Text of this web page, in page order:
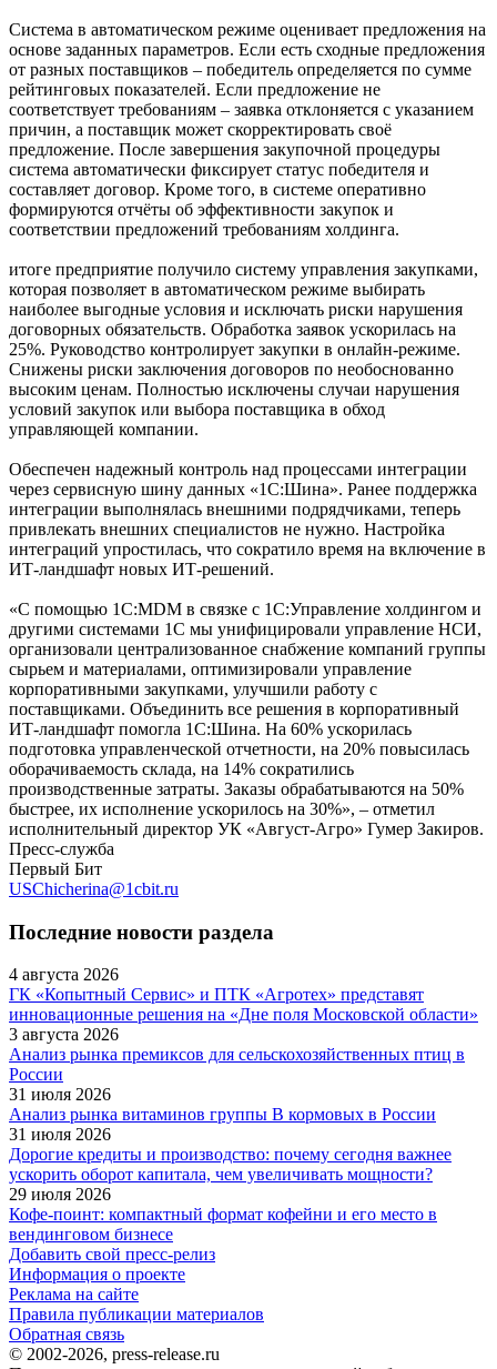
Система в автоматическом режиме оценивает предложения на
основе заданных параметров. Если есть сходные предложения
от разных поставщиков – победитель определяется по сумме
рейтинговых показателей. Если предложение не
соответствует требованиям – заявка отклоняется с указанием
причин, а поставщик может скорректировать своё
предложение. После завершения закупочной процедуры
система автоматически фиксирует статус победителя и
составляет договор. Кроме того, в системе оперативно
формируются отчёты об эффективности закупок и
соответствии предложений требованиям холдинга.
итоге предприятие получило систему управления закупками,
которая позволяет в автоматическом режиме выбирать
наиболее выгодные условия и исключать риски нарушения
договорных обязательств. Обработка заявок ускорилась на
25%. Руководство контролирует закупки в онлайн-режиме.
Снижены риски заключения договоров по необоснованно
высоким ценам. Полностью исключены случаи нарушения
условий закупок или выбора поставщика в обход
управляющей компании.
Обеспечен надежный контроль над процессами интеграции
через сервисную шину данных «1С:Шина». Ранее поддержка
интеграции выполнялась внешними подрядчиками, теперь
привлекать внешних специалистов не нужно. Настройка
интеграций упростилась, что сократило время на включение в
ИТ-ландшафт новых ИТ-решений.
«С помощью 1С:MDM в связке с 1С:Управление холдингом и
другими системами 1С мы унифицировали управление НСИ,
организовали централизованное снабжение компаний группы
сырьем и материалами, оптимизировали управление
корпоративными закупками, улучшили работу с
поставщиками. Объединить все решения в корпоративный
ИТ-ландшафт помогла 1С:Шина. На 60% ускорилась
подготовка управленческой отчетности, на 20% повысилась
оборачиваемость склада, на 14% сократились
производственные затраты. Заказы обрабатываются на 50%
быстрее, их исполнение ускорилось на 30%», – отметил
исполнительный директор УК «Август-Агро» Гумер Закиров.
Пресс-служба
Первый Бит
USChicherina@1cbit.ru
Последние новости раздела
4 августа 2026
ГК «Копытный Сервис» и ПТК «Агротех» представят
инновационные решения на «Дне поля Московской области»
3 августа 2026
Анализ рынка премиксов для сельскохозяйственных птиц в
России
31 июля 2026
Анализ рынка витаминов группы В кормовых в России
31 июля 2026
Дорогие кредиты и производство: почему сегодня важнее
ускорить оборот капитала, чем увеличивать мощности?
29 июля 2026
Кофе‑поинт: компактный формат кофейни и его место в
вендинговом бизнесе
Добавить свой пресс-релиз
Информация о проекте
Реклама на сайте
Правила публикации материалов
Обратная связь
© 2002-2026, press-release.ru